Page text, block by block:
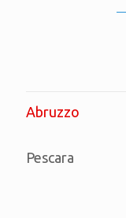
Abruzzo
Pescara